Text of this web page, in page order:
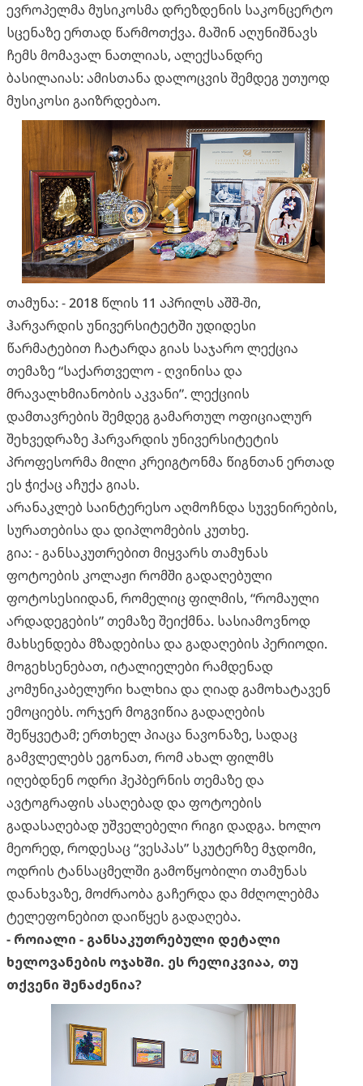
ევროპელმა მუსიკოსმა დრეზდენის საკონცერტო
სცენაზე ერთად წარმოთქვა. მაშინ აღუნიშნავს
ჩემს მომავალ ნათლიას, ალექსანდრე
ბასილაიას: ამისთანა დალოცვის შემდეგ უთუოდ
მუსიკოსი გაიზრდებაო.
თამუნა: - 2018 წლის 11 აპრილს აშშ-ში,
ჰარვარდის უნივერსიტეტში უდიდესი
წარმატებით ჩატარდა გიას საჯარო ლექცია
თემაზე “საქართველო - ღვინისა და
მრავალხმიანობის აკვანი”. ლექციის
დამთავრების შემდეგ გამართულ ოფიციალურ
შეხვედრაზე ჰარვარდის უნივერსიტეტის
პროფესორმა მილი კრეიგტონმა წიგნთან ერთად
ეს ჭიქაც აჩუქა გიას.
არანაკლებ საინტერესო აღმოჩნდა სუვენირების,
სურათებისა და დიპლომების კუთხე.
გია: - განსაკუთრებით მიყვარს თამუნას
ფოტოების კოლაჟი რომში გადაღებული
ფოტოსესიიდან, რომელიც ფილმის, “რომაული
არდადეგების” თემაზე შეიქმნა. სასიამოვნოდ
მახსენდება მზადებისა და გადაღების პერიოდი.
მოგეხსენებათ, იტალიელები რამდენად
კომუნიკაბელური ხალხია და ღიად გამოხატავენ
ემოციებს. ორჯერ მოგვიწია გადაღების
შეწყვეტამ; ერთხელ პიაცა ნავონაზე, სადაც
გამვლელებს ეგონათ, რომ ახალ ფილმს
იღებდნენ ოდრი ჰეპბერნის თემაზე და
ავტოგრაფის ასაღებად და ფოტოების
გადასაღებად უშველებელი რიგი დადგა. ხოლო
მეორედ, როდესაც “ვესპას” სკუტერზე მჯდომი,
ოდრის ტანსაცმელში გამოწყობილი თამუნას
დანახვაზე, მოძრაობა გაჩერდა და მძღოლებმა
ტელეფონებით დაიწყეს გადაღება.
- როიალი - განსაკუთრებული დეტალი
ხელოვანების ოჯახში. ეს რელიკვიაა, თუ
თქვენი შენაძენია?